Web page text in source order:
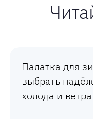
Палатка для
выбрать
холода и ветра